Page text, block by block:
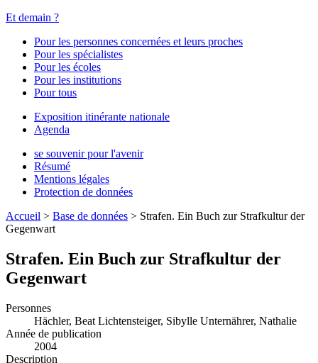
Et demain ?
Pour les personnes concernées et leurs proches
Pour les spécialistes
Pour les écoles
Pour les institutions
Pour tous
Exposition itinérante nationale
Agenda
se souvenir pour l'avenir
Résumé
Mentions légales
Protection de données
Accueil > Base de données > Strafen. Ein Buch zur Strafkultur der
Gegenwart
Strafen. Ein Buch zur Strafkultur der
Gegenwart
Personnes
Hächler, Beat Lichtensteiger, Sibylle Unternährer, Nathalie
Année de publication
2004
Description